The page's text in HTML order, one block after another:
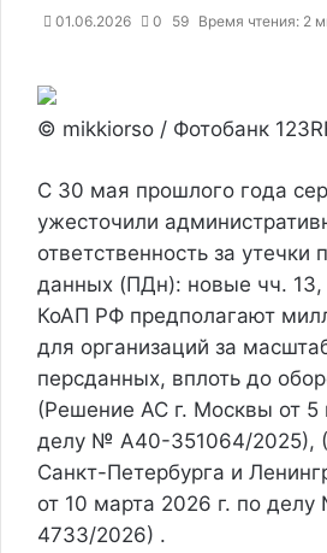
01.06.2026 0 59 Время чтения: 2
© mikkiorso / Фотобанк
С 30 мая прошлого года
ужесточили
ответственность за утечки
данных (ПДн): новые чч. 13,
КоАП РФ предполагают
для организаций за
персданных, вплоть до
(Решение АС г. Москвы от 5
делу № А40-351064/2025),
Санкт-Петербурга и
от 10 марта 2026 г. по
4733/2026) .